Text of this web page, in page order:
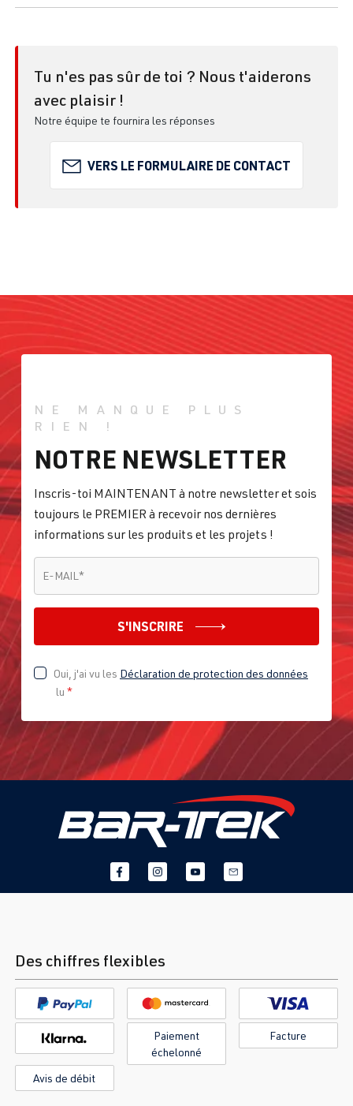
Tu n'es pas sûr de toi ? Nous t'aiderons
avec plaisir !
Notre équipe te fournira les réponses
VERS LE FORMULAIRE DE CONTACT
NE MANQUE PLUS
RIEN !
NOTRE NEWSLETTER
Inscris-toi MAINTENANT à notre newsletter et sois
toujours le PREMIER à recevoir nos dernières
informations sur les produits et les projets !
E-MAIL *
S'INSCRIRE
Oui, j'ai vu les Déclaration de protection des données
lu *
Des chiffres flexibles
Paiement
échelonné
Facture
Avis de débit